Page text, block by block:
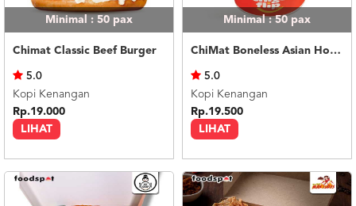
Minimal : 50 pax
Chimat Classic Beef Burger
LIHAT
5.0
Kopi Kenangan
Rp.19.000
Minimal : 50 pax
ChiMat Boneless Asian Honey Soy
LIHAT
5.0
Kopi Kenangan
Rp.19.500